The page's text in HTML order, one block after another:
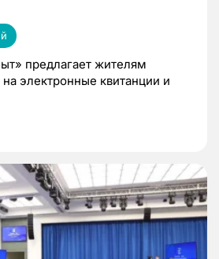
предлагает жителям
электронные квитанции и